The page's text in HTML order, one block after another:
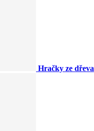
Hračky ze dřeva